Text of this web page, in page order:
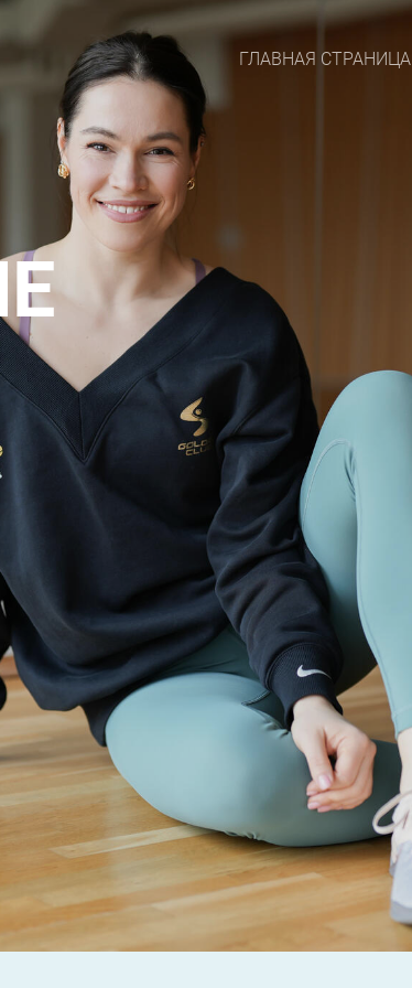
ГЛАВНАЯ СТРАНИЦА